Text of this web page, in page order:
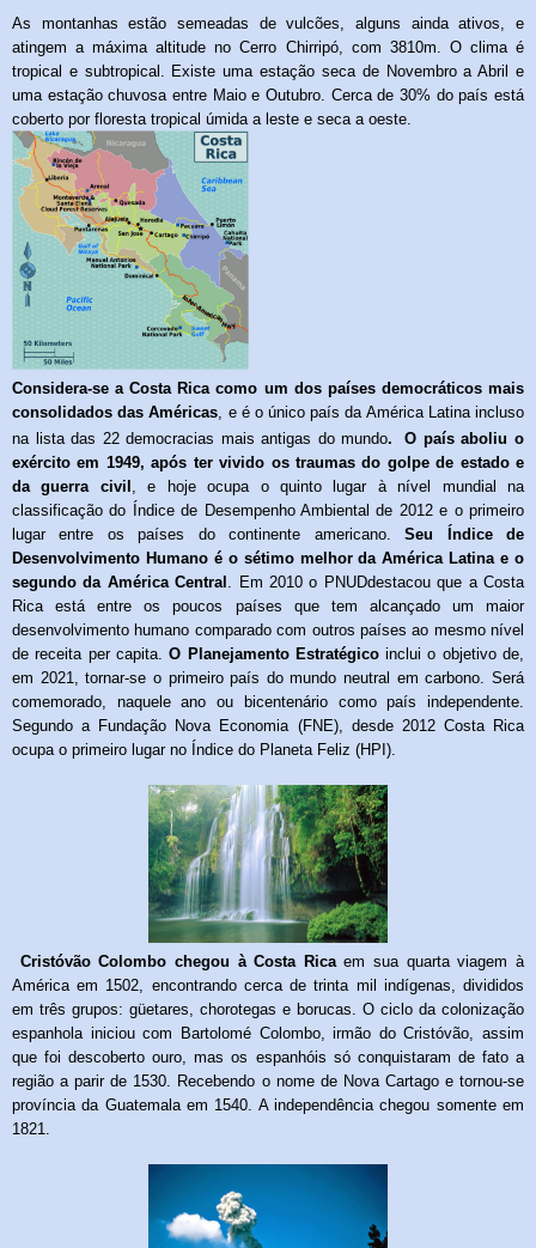
As montanhas estão semeadas de vulcões, alguns ainda ativos, e
atingem a máxima altitude no Cerro Chirripó, com 3810m. O clima é
tropical e subtropical. Existe uma estação seca de Novembro a Abril e
uma estação chuvosa entre Maio e Outubro. Cerca de 30% do país está
coberto por floresta tropical úmida a leste e seca a oeste.
Considera-se a Costa Rica como um dos países democráticos mais
consolidados das Américas, e é o único país da América Latina incluso
na lista das 22 democracias mais antigas do mundo.
O país aboliu o
exército em 1949, após ter vivido os traumas do golpe de estado e
da guerra civil , e hoje ocupa o quinto lugar à nível mundial na
classificação do Índice de Desempenho Ambiental de 2012 e o primeiro
lugar entre os países do continente americano.
Seu Índice de
Desenvolvimento Humano é o sétimo melhor da América Latina e o
segundo da América Central . Em 2010 o PNUDdestacou que a Costa
Rica está entre os poucos países que tem alcançado um maior
desenvolvimento humano comparado com outros países ao mesmo nível
de receita per capita.O Planejamento Estratégicoinclui o objetivo de,
em 2021, tornar-se o primeiro país do mundo neutral em carbono. Será
comemorado, naquele ano ou bicentenário como país independente.
Segundo a Fundação Nova Economia (FNE), desde 2012 Costa Rica
ocupa o primeiro lugar no Índice do Planeta Feliz (HPI).
Cristóvão Colombo chegou à Costa Ricaem sua quarta viagem à
América em 1502, encontrando cerca de trinta mil indígenas, divididos
em três grupos: güetares, chorotegas e borucas. O ciclo da colonização
espanhola iniciou com Bartolomé Colombo, irmão do Cristóvão, assim
que foi descoberto ouro, mas os espanhóis só conquistaram de fato a
região a parir de 1530. Recebendo o nome de Nova Cartago e tornou-se
província da Guatemala em 1540. A independência chegou somente em
1821.